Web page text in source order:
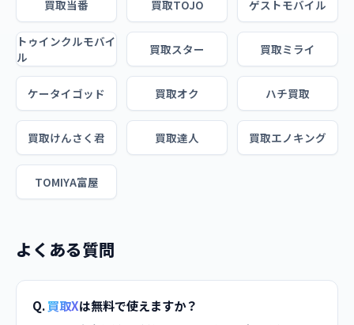
買取当番 買取TOJO ゲストモバイル
トゥインクルモバイ
ル
買取スター 買取ミライ
ケータイゴッド 買取オク ハチ買取
買取けんさく君 買取達人 買取エノキング
TOMIYA富屋
よくある質問
Q.買取Xは無料で使えますか？